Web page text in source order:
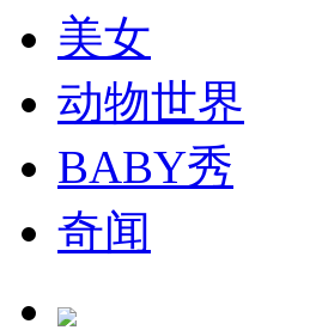
走！跟着总书记去植树
消防员救轻生者 花炮节热闹非凡
美女
动物世界
BABY秀
奇闻